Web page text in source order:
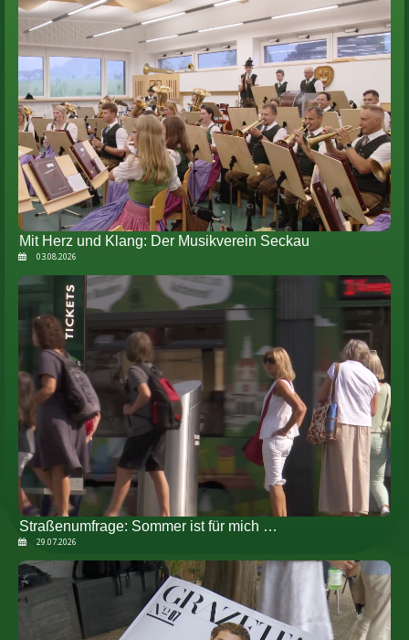
Mit Herz und Klang: Der Musikverein Seckau
03.08.2026
Straßenumfrage: Sommer ist für mich …
29.07.2026